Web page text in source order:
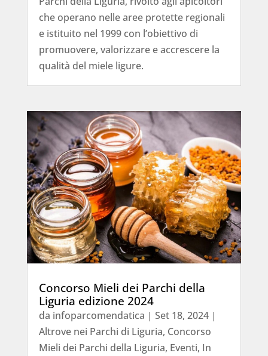
che operano nelle aree protette regionali
e istituito nel 1999 con l’obiettivo di
promuovere, valorizzare e accrescere la
qualità del miele ligure.
Concorso Mieli dei Parchi della
Liguria edizione 2024
da infoparcomendatica | Set 18, 2024|
Altrove nei Parchi di Liguria, Concorso
Mieli dei Parchi della Liguria, Eventi, In